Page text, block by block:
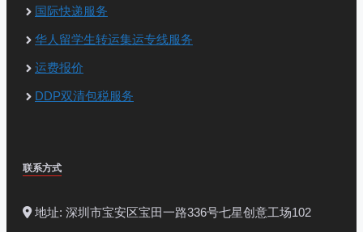
国际快递服务
华人留学生转运集运专线服务
运费报价
DDP双清包税服务
联系方式
地址: 深圳市宝安区宝田一路336号七星创意工场102